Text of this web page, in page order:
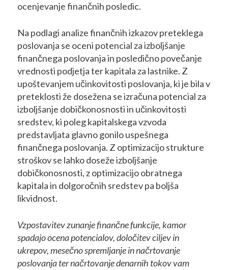
ocenjevanje finančnih posledic.
Na podlagi analize finančnih izkazov preteklega
poslovanja se oceni potencial za izboljšanje
finančnega poslovanja in posledično povečanje
vrednosti podjetja ter kapitala za lastnike. Z
upoštevanjem učinkovitosti poslovanja, ki je bila v
preteklosti že dosežena se izračuna potencial za
izboljšanje dobičkonosnosti in učinkovitosti
sredstev, ki poleg kapitalskega vzvoda
predstavljata glavno gonilo uspešnega
finančnega poslovanja. Z optimizacijo strukture
stroškov se lahko doseže izboljšanje
dobičkonosnosti, z optimizacijo obratnega
kapitala in dolgoročnih sredstev pa boljša
likvidnost.
Vzpostavitev zunanje finančne funkcije, kamor
spadajo ocena potencialov, določitev ciljev in
ukrepov, mesečno spremljanje in načrtovanje
poslovanja ter načrtovanje denarnih tokov vam